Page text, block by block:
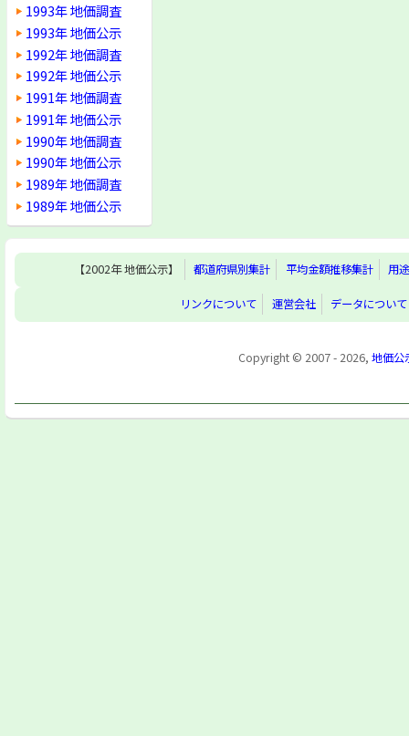
1993年 地価調査
1993年 地価公示
1992年 地価調査
1992年 地価公示
1991年 地価調査
1991年 地価公示
1990年 地価調査
1990年 地価公示
1989年 地価調査
1989年 地価公示
【2002年 地価公示】 都道府県別集計 平均金額推移集計 用
リンクについて 運営会社 データについて
Copyright © 2007 - 2026, 地価公